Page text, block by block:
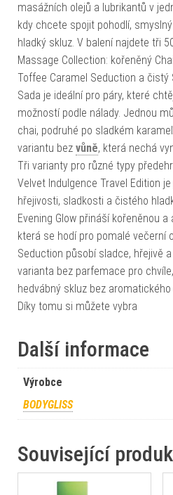
masážních olejů a lubrikantů v
kdy chcete spojit pohodlí,
hladký skluz. V balení najdete tři
Massage Collection: kořeněný
Toffee Caramel Seduction a čistý
Sada je ideální pro páry, které
možností podle nálady. Jednou
chai, podruhé po sladkém
variantu bez vůně, která nechá
Tři varianty pro různé typy
Velvet Indulgence Travel Edition
hřejivosti, sladkosti a čistého
Evening Glow přináší kořeněnou
která se hodí pro pomalé večerní
Seduction působí sladce, hřejivě
varianta bez parfemace pro
hedvábný skluz bez aromatického
Díky tomu si můžete vybra
Další informace
Výrobce
BODYGLISS
Související